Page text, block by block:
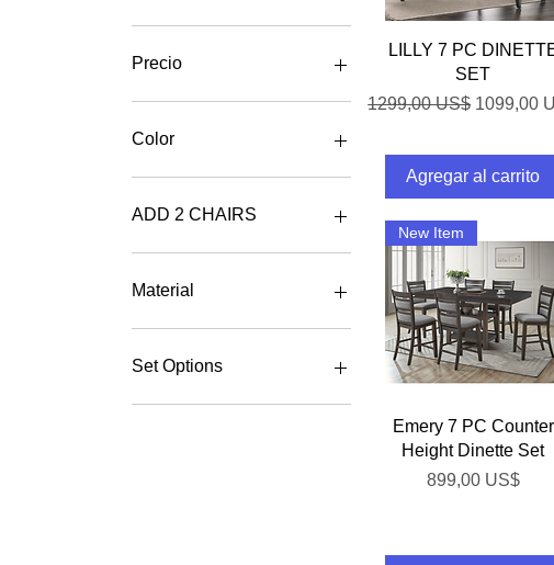
Precio
299 US$
Color
ADD 2 CHAIRS
Add 2 Chairs $258
No thanks
Material
Glass
Marble
Set Options
5pc Set
Vista rápida
LILLY 7 PC
SET
Precio
1299,00 US$ Precio de
1099,00
Agregar al carrito
Vista rápida
New Item
Emery 7 PC Counter
Height Dinette Set
Precio
899,00 US$